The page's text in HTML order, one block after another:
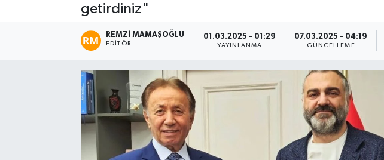
getirdiniz"
REMZI MAMAŞOĞLU
EDITÖR
01.03.2025 - 01:29
YAYINLANMA
07.03.2025 - 04:19
GÜNCELLEME